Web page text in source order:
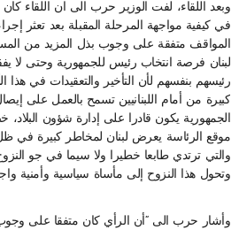
وبعد اللقاء، لفت الوزير حرب الى ان اللقاء كان
في كيفية مواجهة المرحلة المقبلة بعد تعثر
المواقف متفقة على وجوب بذل المزيد من
لبنان فرصة انتخاب رئيس للجمهورية وحتى لا
رئيسهم بنفسهم لأن التأخير والتعقيدات في هذا
كبيرة من أمام اللبنانيين تسمح بالعمل على
الجمهورية يكون قادرا على إدارة شؤون
موقع الرئاسة يعرض لبنان لمخاطر كبيرة في ظل
والتي ترتدي طابعا خطيرا ولا سيما في جو
وتحول هذا النزوح إلى مأساة سياسية وأمنية
وأشار حرب الى “أن الرأي كان متفقا على وجوب